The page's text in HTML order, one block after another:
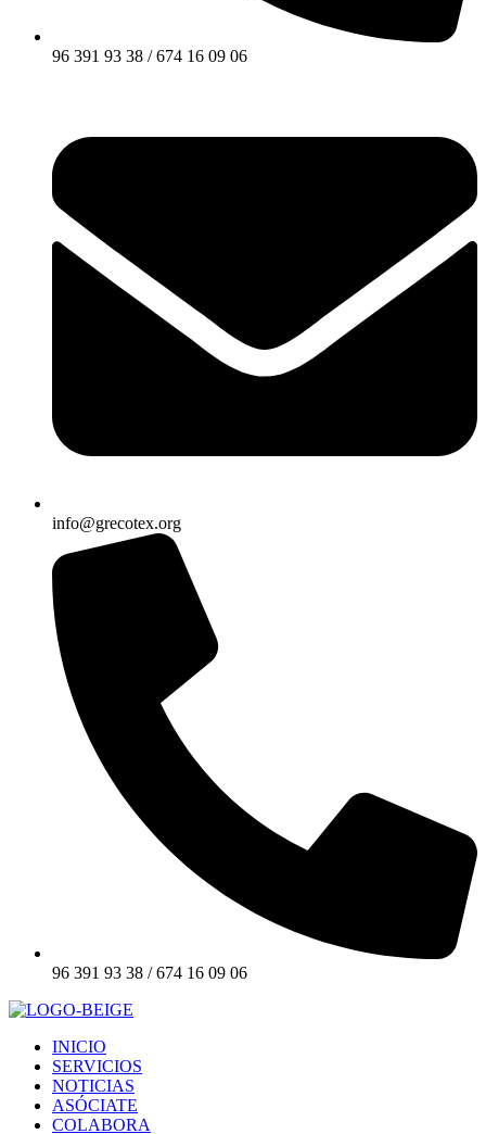
96 391 93 38 / 674 16 09 06
info@grecotex.org
96 391 93 38 / 674 16 09 06
INICIO
SERVICIOS
NOTICIAS
ASÓCIATE
COLABORA